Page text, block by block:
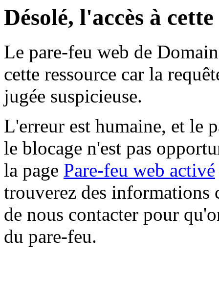
Désolé, l'accès à
Le pare-feu web de
cette ressource car la
jugée suspicieuse.
L'erreur est humaine, et le
le blocage n'est pas
la page Pare-feu web activé
trouverez des informations
de nous contacter pour
du pare-feu.